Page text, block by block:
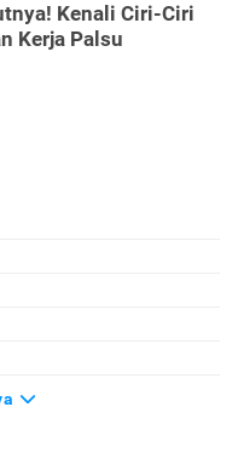
Kenali Ciri-Ciri
Kerja Palsu